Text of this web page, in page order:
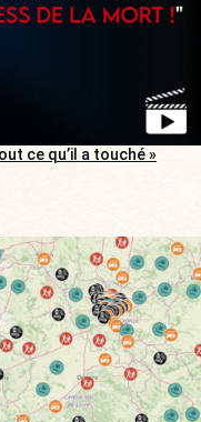
ce qu’il a touché »